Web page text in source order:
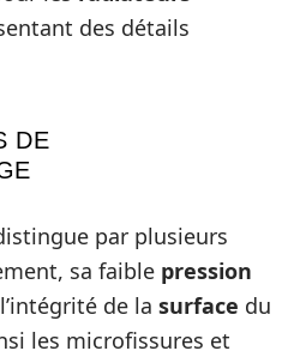
des détails
DE
par plusieurs
sa faible pression
de la surface du
les microfissures et